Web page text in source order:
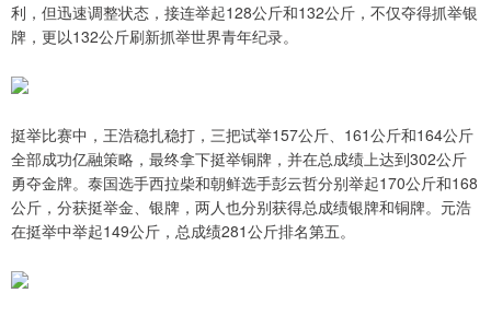
利，但迅速调整状态，接连举起128公斤和132公斤，不仅夺得抓举银
牌，更以132公斤刷新抓举世界青年纪录。
挺举比赛中，王浩稳扎稳打，三把试举157公斤、161公斤和164公斤
全部成功亿融策略，最终拿下挺举铜牌，并在总成绩上达到302公斤
勇夺金牌。泰国选手西拉柴和朝鲜选手彭云哲分别举起170公斤和168
公斤，分获挺举金、银牌，两人也分别获得总成绩银牌和铜牌。元浩
在挺举中举起149公斤，总成绩281公斤排名第五。